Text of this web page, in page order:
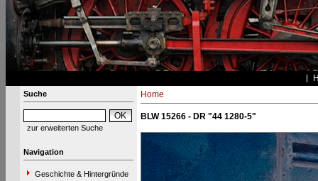
Suche
zur erweiterten Suche
Navigation
Geschichte & Hintergründe
Home
BLW 15266 - DR "44 1280-5"